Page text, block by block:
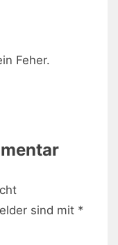
Feher.
sind mit *